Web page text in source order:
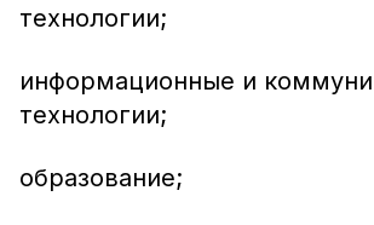
технологии;
информационные и
технологии;
образование;